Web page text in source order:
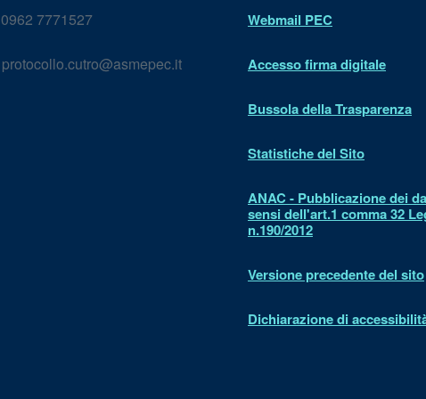
0962 7771527
protocollo.cutro@asmepec.it
Webmail PEC
Accesso firma digitale
Bussola della Trasparenza
Statistiche del Sito
ANAC - Pubblicazione dei
sensi dell'art.1 comma 32
n.190/2012
Versione precedente del sito
Dichiarazione di